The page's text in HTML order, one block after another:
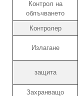
Контрол на
облъчването
Контролер
Излагане
защита
Захранващо